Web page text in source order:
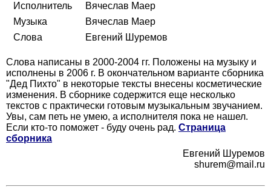
Исполнитель
Вячеслав Маер
Музыка
Вячеслав Маер
Слова
Евгений Шуремов
Слова написаны в 2000-2004 гг. Положены на музыку и
исполнены в 2006 г. В окончательном варианте сборника
"Дед Пихто" в некоторые тексты внесены косметические
изменения. В сборнике содержится еще несколько
текстов с практически готовым музыкальным звучанием.
Увы, сам петь не умею, а исполнителя пока не нашел.
Если кто-то поможет - буду очень рад. Страница
сборника
Евгений Шуремов
shurem@mail.ru